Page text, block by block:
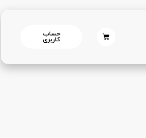
حساب
کاربری